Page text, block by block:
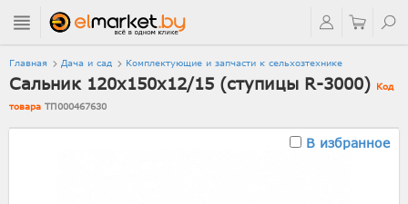
Главная Дача и сад Комплектующие и запчасти к сельхозтехнике
Сальник 120х150х12/15 (ступицы R-3000) Код
товара ТП000467630
В избранное